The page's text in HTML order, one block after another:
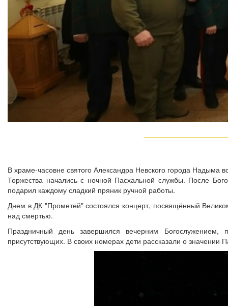
В храме-часовне святого Александра Невского города Надыма
Торжества начались с ночной Пасхальной службы. После
подарил каждому сладкий пряник ручной работы.
Днем в ДК "Прометей" состоялся концерт, посвящённый
над смертью.
Праздничный день завершился вечерним Богослужением,
присутствующих. В своих номерах дети рассказали о значении